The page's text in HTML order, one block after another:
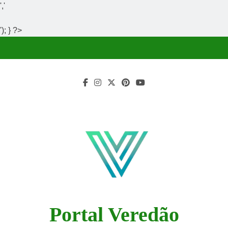
','
'); } ?>
Portal Veredão